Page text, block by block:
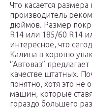
Что касается
производитель
дюймов. Размер
R14 или 185/60 R14
интересное, что
Калина в хорошо
“Автоваз”
качестве штатных.
понятно, хотя это не
машин, которые
гораздо большего